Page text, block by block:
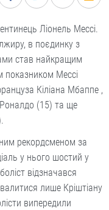
Ліонель Мессі.
в поєдинку з
став найкращим
показником Мессі
Кіліана Мбаппе ,
(15) та ще
рекордсменом за
у нього шостий у
відзначався
лише Кріштіану
випередили